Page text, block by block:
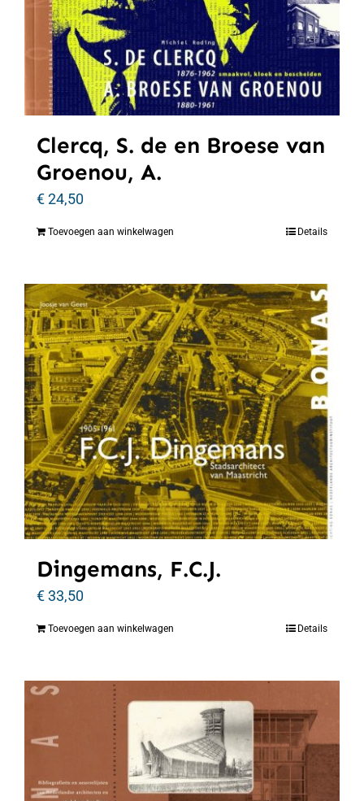
Clercq, S. de en Broese van
Groenou, A.
€24,50
Toevoegen aan winkelwagen Details
Dingemans, F.C.J.
€33,50
Toevoegen aan winkelwagen Details